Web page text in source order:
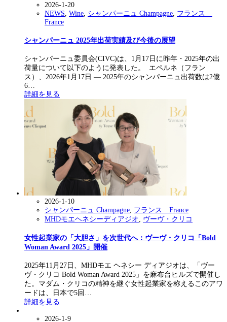
2026-1-20
NEWS Wine シャンパーニュ Champagne フランス
France
シャンパーニュ 2025年出荷実績及び今後の展望
シャンパーニュ委員会(CIVC)は、1月17日に昨年・2025年の出
荷量について以下のように発表した。 エペルネ（フラン
ス）、2026年1月17日 — 2025年のシャンパーニュ出荷数は2億
6…
詳細を見る
2026-1-10
シャンパーニュ Champagne, フランス France
MHDモエヘネシーディアジオ, ヴーヴ・クリコ
女性起業家の「大胆さ」を次世代へ：ヴーヴ・クリコ「Bold
Woman Award 2025」開催
2025年11月27日、MHDモエ ヘネシー ディアジオは、「ヴー
ヴ・クリコ Bold Woman Award 2025」を麻布台ヒルズで開催し
た。マダム・クリコの精神を継ぐ女性起業家を称えるこのアワ
ードは、日本で5回…
詳細を見る
2026-1-9